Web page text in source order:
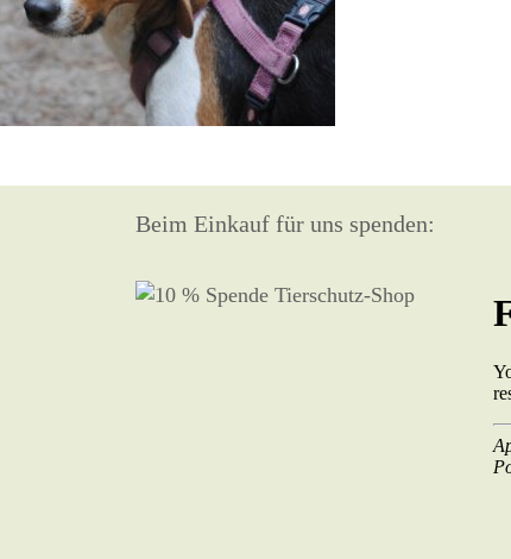
Beim Einkauf für uns spenden: